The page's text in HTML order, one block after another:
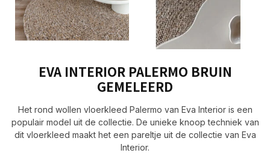
EVA INTERIOR PALERMO BRUIN
GEMELEERD
Het rond wollen vloerkleed Palermo van Eva Interior is een
populair model uit de collectie. De unieke knoop techniek van
dit vloerkleed maakt het een pareltje uit de collectie van Eva
Interior.